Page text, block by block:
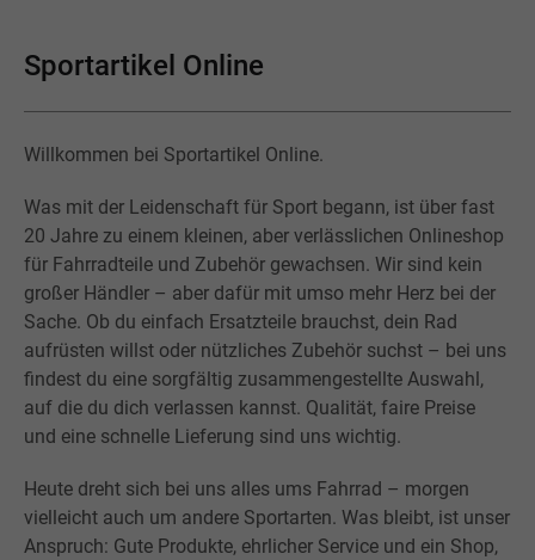
Sportartikel Online
Willkommen bei Sportartikel Online.
Was mit der Leidenschaft für Sport begann, ist über fast
20 Jahre zu einem kleinen, aber verlässlichen Onlineshop
für Fahrradteile und Zubehör gewachsen. Wir sind kein
großer Händler – aber dafür mit umso mehr Herz bei der
Sache. Ob du einfach Ersatzteile brauchst, dein Rad
aufrüsten willst oder nützliches Zubehör suchst – bei uns
findest du eine sorgfältig zusammengestellte Auswahl,
auf die du dich verlassen kannst. Qualität, faire Preise
und eine schnelle Lieferung sind uns wichtig.
Heute dreht sich bei uns alles ums Fahrrad – morgen
vielleicht auch um andere Sportarten. Was bleibt, ist unser
Anspruch: Gute Produkte, ehrlicher Service und ein Shop,